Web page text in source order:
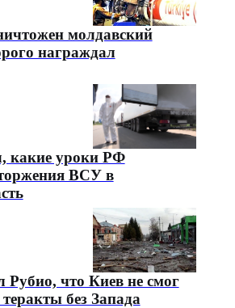
молдавский
награждал
какие уроки РФ
ВСУ в
Рубио, что Киев не смог
без Запада